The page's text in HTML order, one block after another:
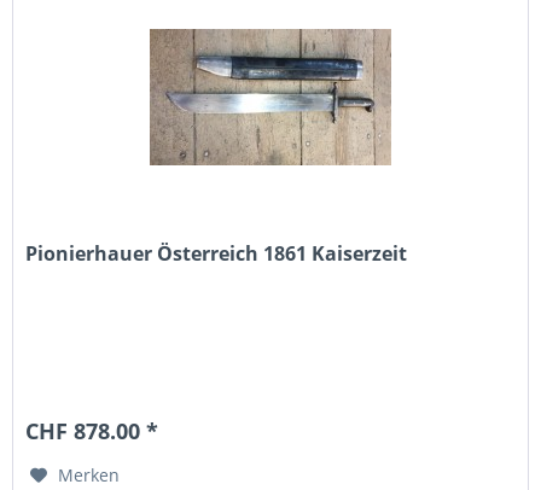
Pionierhauer Österreich 1861 Kaiserzeit
CHF 878.00 *
Merken